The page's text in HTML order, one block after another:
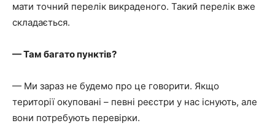
мати точний перелік викраденого. Такий перелік вже
складається.
— Там багато пунктів?
— Ми зараз не будемо про це говорити. Якщо
території окуповані – певні реєстри у нас існують, але
вони потребують перевірки.